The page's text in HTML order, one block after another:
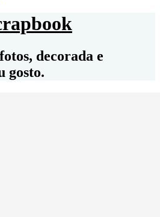
decorada e
gosto.